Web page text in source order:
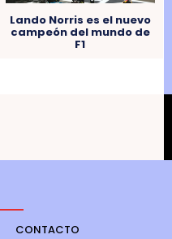
Lando Norris es el nuevo
campeón del mundo de
F1
CONTACTO